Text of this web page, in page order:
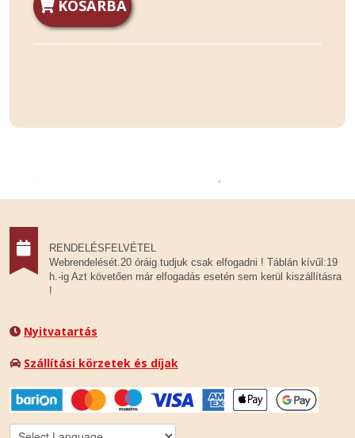
KOSÁRBA
RENDELÉSFELVÉTEL
Webrendelését.20 óráig tudjuk csak elfogadni ! Táblán kívűl:19
h.-ig Azt követően már elfogadás esetén sem kerül kiszállításra
!
Nyitvatartás
Szállítási körzetek és díjak